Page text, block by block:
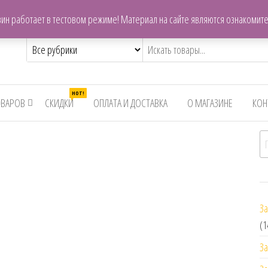
СКИДКИ
HOT!
ОПЛАТА И ДОСТАВКА О МАГАЗИНЕ
работает в тестовом режиме! Материал на сайте являются